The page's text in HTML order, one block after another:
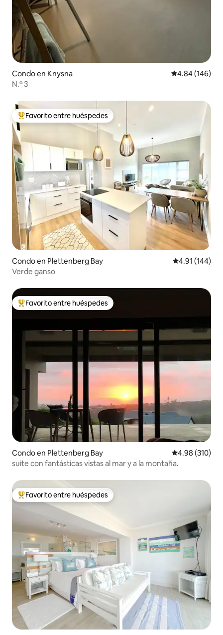
Condo en Knysna Calificación
4.84 (146)
N.º 3
Favorito entre huéspedes preferido
Favorito entre huéspedes
Condo en Plettenberg Bay Calificación
4.91 (144)
Verde ganso
Favorito entre huéspedes preferido
Favorito entre huéspedes
Condo en Plettenberg Bay Calificación
4.98 (310)
suite con fantásticas vistas al mar y a la montaña.
Favorito entre huéspedes preferido
Favorito entre huéspedes